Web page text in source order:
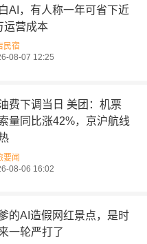
AI，有人称一年可省下近
运营成本
民宿
08-07 12:25
费下调当日 美团：机票
量同比涨42%，京沪航线
要闻
08-06 16:02
的AI造假网红景点，是时
一轮严打了